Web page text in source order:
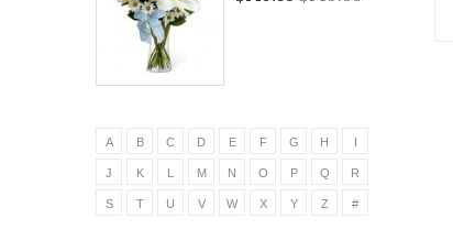
A B C D E F G H
J K M N O P Q R
S T U V W X Y Z #